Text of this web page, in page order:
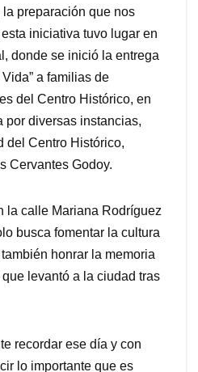
preparación que nos
iniciativa tuvo lugar en
donde se inició la entrega
a familias de
del Centro Histórico, en
por diversas instancias,
del Centro Histórico,
Cervantes Godoy.
la calle Mariana Rodríguez
busca fomentar la cultura
honrar la memoria
levantó a la ciudad tras
recordar ese día y con
lo importante que es